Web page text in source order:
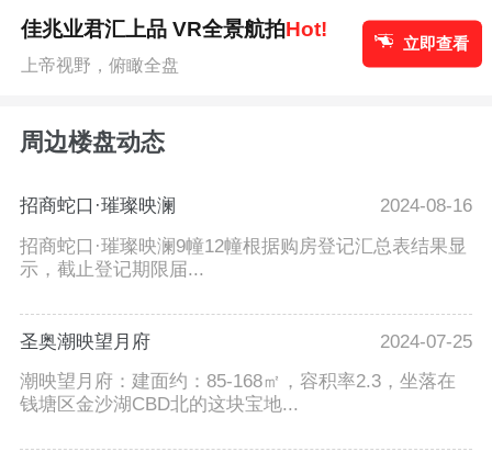
佳兆业君汇上品 VR全景航拍Hot!
上帝视野，俯瞰全盘
立即查看
周边楼盘动态
招商蛇口·璀璨映澜
2024-08-16
招商蛇口·璀璨映澜9幢12幢根据购房登记汇总表结果显
示，截止登记期限届...
圣奥潮映望月府
2024-07-25
潮映望月府：建面约：85-168㎡，容积率2.3，坐落在
钱塘区金沙湖CBD北的这块宝地...